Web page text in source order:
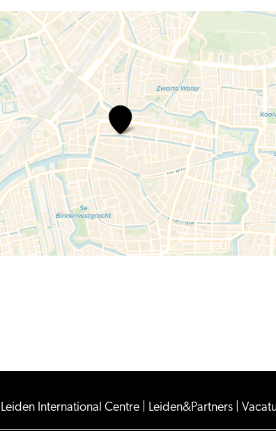
Het
FOMO
Huis
Leiden International Centre Leiden&Partners